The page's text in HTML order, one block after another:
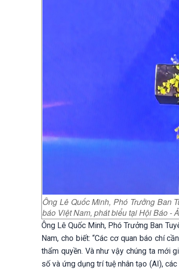
Ông Lê Quốc Minh, Phó Trưởng Ban
báo Việt Nam, phát biểu tại Hội Báo -
Ông Lê Quốc Minh, Phó Trưởng Ban
Nam, cho biết: “Các cơ quan báo chí
thẩm quyền. Và như vậy chúng ta mới
số và ứng dụng trí tuệ nhân tạo (AI),